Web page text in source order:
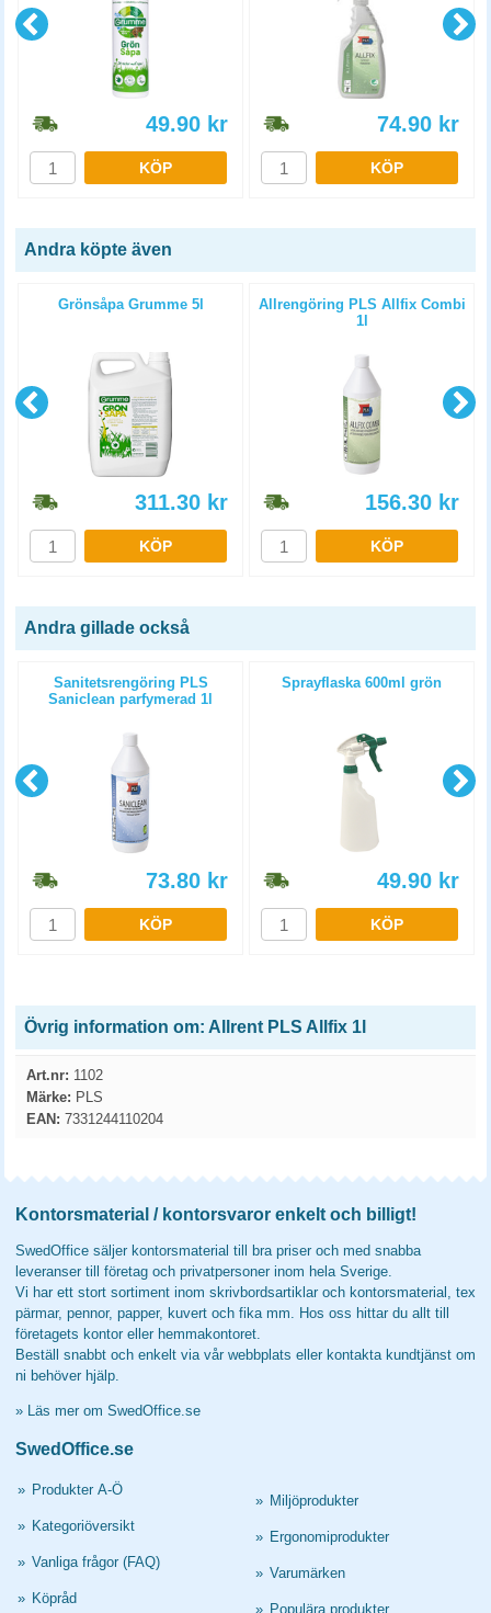
49.90 kr
KÖP
74.90 kr
KÖP
Andra köpte även
Grönsåpa Grumme 5l
311.30 kr
KÖP
Allrengöring PLS Allfix Combi
1l
156.30 kr
KÖP
Andra gillade också
Sanitetsrengöring PLS
Saniclean parfymerad 1l
73.80 kr
KÖP
Sprayflaska 600ml grön
49.90 kr
KÖP
Övrig information om: Allrent PLS Allfix 1l
Art.nr: 1102
Märke: PLS
EAN: 7331244110204
Kontorsmaterial / kontorsvaror enkelt och billigt!
SwedOffice säljer kontorsmaterial till bra priser och med snabba
leveranser till företag och privatpersoner inom hela Sverige.
Vi har ett stort sortiment inom skrivbordsartiklar och kontorsmaterial, tex
pärmar, pennor, papper, kuvert och fika mm. Hos oss hittar du allt till
företagets kontor eller hemmakontoret.
Beställ snabbt och enkelt via vår webbplats eller kontakta kundtjänst om
ni behöver hjälp.
» Läs mer om SwedOffice.se
SwedOffice.se
» Produkter A-Ö
» Kategoriöversikt
» Vanliga frågor (FAQ)
» Köpråd
» Miljöprodukter
» Ergonomiprodukter
» Varumärken
» Populära produkter